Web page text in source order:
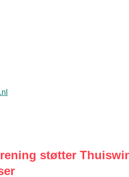
støtter